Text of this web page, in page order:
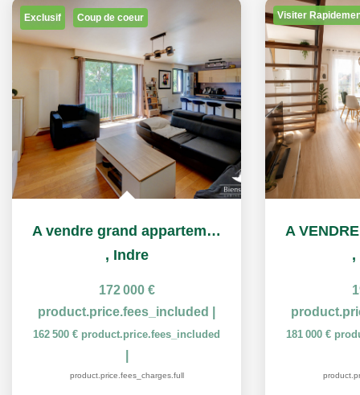
Exclusif Coup de coeur
A vendre grand appartement T2 Haute Indre
, Indre
172 000 €
product.price.fees_included
162 500 € product.price.fees_included
product.price.fees_charges.full
Visiter
,
181 000 €